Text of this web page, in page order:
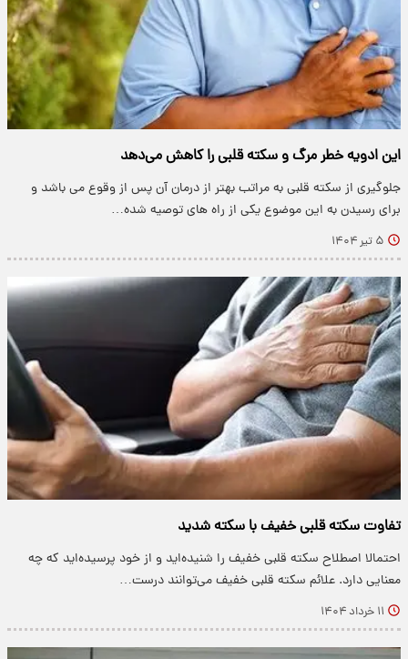
این ادویه‌ خطر مرگ و سکته قلبی را کاهش می‌دهد
جلوگیری از سکته قلبی به مراتب بهتر از درمان آن پس از وقوع می باشد و
برای رسیدن به این موضوع یکی از راه های توصیه شده…
۵ تیر ۱۴۰۴
تفاوت سکته قلبی خفیف با سکته شدید
احتمالا اصطلاح سکته قلبی خفیف را شنیده‌اید و از خود پرسیده‌اید که چه
معنایی دارد. علائم سکته قلبی خفیف می‌توانند درست…
۱۱ خرداد ۱۴۰۴